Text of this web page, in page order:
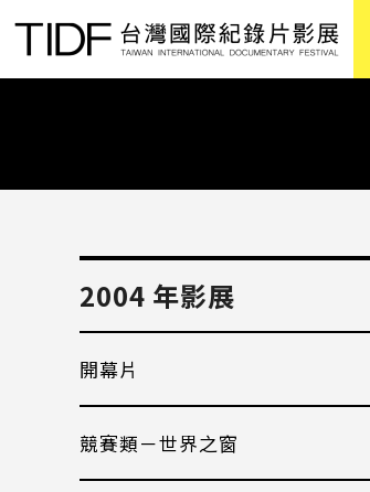
2004 年影展
開幕片
競賽類－世界之窗